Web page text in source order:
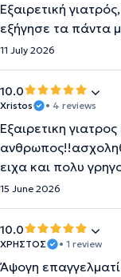
Εξαιρετική
εξήγησε τα πάντα
11 July 2026
10.0
Xristos • 4 reviews
Εξαιρετικη
ειχα και πολυ
15 June 2026
10.0
ΧΡΗΣΤΟΣ • 1 review
Άψογη